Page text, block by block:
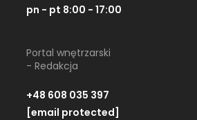
pn - pt 8:00 - 17:00
Portal wnętrzarski
- Redakcja
+48 608 035 397
[email protected]